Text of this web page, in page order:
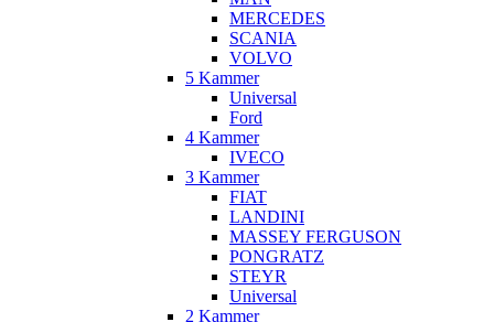
MERCEDES
SCANIA
VOLVO
5 Kammer
Universal
Ford
4 Kammer
IVECO
3 Kammer
FIAT
LANDINI
MASSEY FERGUSON
PONGRATZ
STEYR
Universal
2 Kammer